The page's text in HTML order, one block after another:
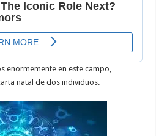
enormemente en este campo,
natal de dos individuos.